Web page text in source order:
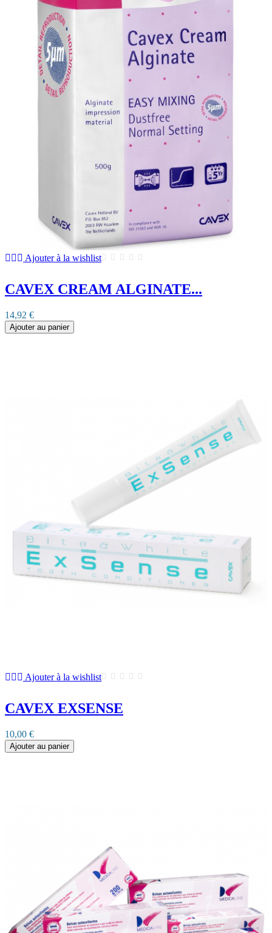
Ajouter à la wishlist
CAVEX CREAM ALGINATE...
14,92 €
Ajouter au panier
Ajouter à la wishlist
CAVEX EXSENSE
10,00 €
Ajouter au panier